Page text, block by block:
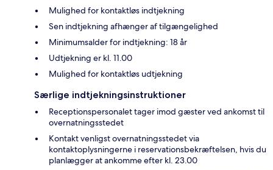
Mulighed for kontaktløs indtjekning
Sen indtjekning afhænger af tilgængelighed
Minimumsalder for indtjekning: 18 år
Udtjekning er kl. 11.00
Mulighed for kontaktløs udtjekning
Særlige indtjekningsinstruktioner
Receptionspersonalet tager imod gæster ved ankomst til
overnatningsstedet
Kontakt venligst overnatningsstedet via
kontaktoplysningerne i reservationsbekræftelsen, hvis du
planlægger at ankomme efter kl. 23.00